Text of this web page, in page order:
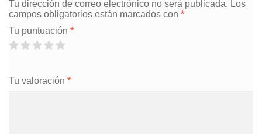
Tu dirección de correo electrónico no será publicada. Los
campos obligatorios están marcados con *
Tu puntuación *
Tu valoración *